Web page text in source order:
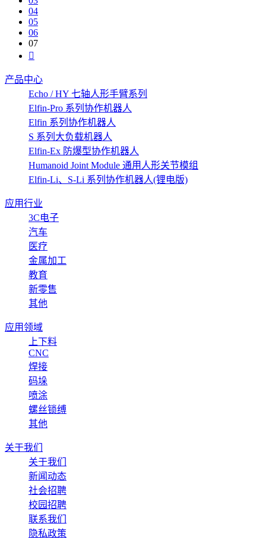
04
05
06
07
产品中心
Echo / HY 七轴人形手臂系列
Elfin-Pro 系列协作机器人
Elfin 系列协作机器人
S 系列大负载机器人
Elfin-Ex 防爆型协作机器人
Humanoid Joint Module 通用人形关节模组
Elfin-Li、S-Li 系列协作机器人(锂电版)
应用行业
3C电子
汽车
医疗
金属加工
教育
新零售
其他
应用领域
上下料
CNC
焊接
码垛
喷涂
螺丝锁缚
其他
关于我们
关于我们
新闻动态
社会招聘
校园招聘
联系我们
隐私政策